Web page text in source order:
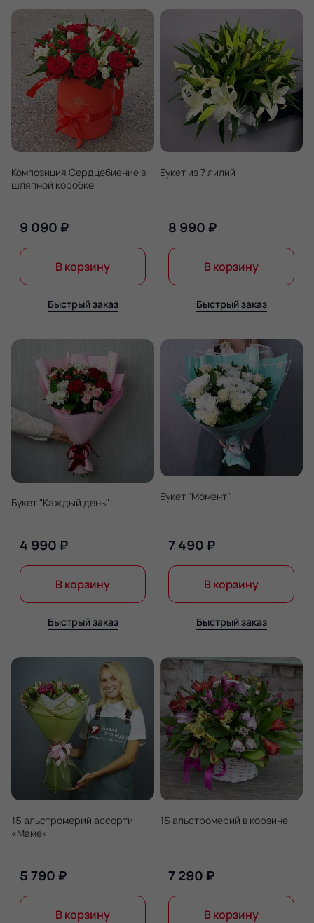
Композиция Сердцебиение в
шляпной коробке
9 090 ₽
В корзину
Быстрый заказ
Букет из 7 лилий
8 990 ₽
В корзину
Быстрый заказ
Букет "Каждый день"
4 990 ₽
В корзину
Быстрый заказ
Букет "Момент"
7 490 ₽
В корзину
Быстрый заказ
15 альстромерий ассорти
«Маме»
5 790 ₽
В корзину
15 альстромерий в корзине
7 290 ₽
В корзину